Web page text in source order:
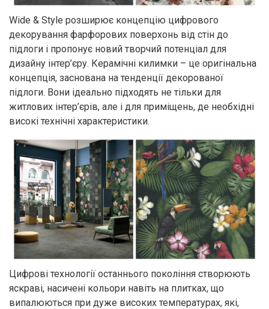
Wide & Style розширює концепцію цифрового
декорування фарфорових поверхонь від стін до
підлоги і пропонує новий творчий потенціал для
дизайну інтер’єру. Керамічні килимки – це оригінальна
концепція, заснована на тенденції декорованої
підлоги. Вони ідеально підходять не тільки для
житлових інтер’єрів, але і для приміщень, де необхідні
високі технічні характеристики.
Цифрові технології останнього покоління створюють
яскраві, насичені кольори навіть на плитках, що
випалюються при дуже високих температурах, які,